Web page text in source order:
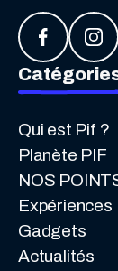
Qui est Pif ?
Planète PIF
NOS
Expériences
Gadgets
Actualités